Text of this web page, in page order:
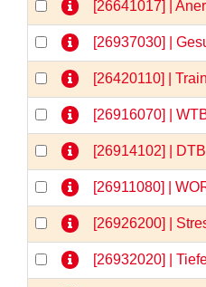
[26641017] |
[26937030] |
[26420110] |
[26916070] |
[26914102] |
[26911080] |
[26926200] |
[26932020] |